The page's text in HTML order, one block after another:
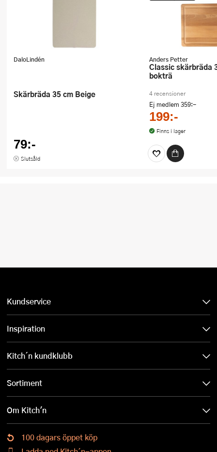
DaloLindén
Skärbräda 35 cm Beige
79:-
Slutsåld
Anders Petter
Classic skärbräda 38x28 cm
bokträ
4 recensioner
Ej medlem 359:-
199:-
Finns i lager
Kundservice
Inspiration
Kitch´n kundklubb
Sortiment
Om Kitch'n
100 dagars öppet köp